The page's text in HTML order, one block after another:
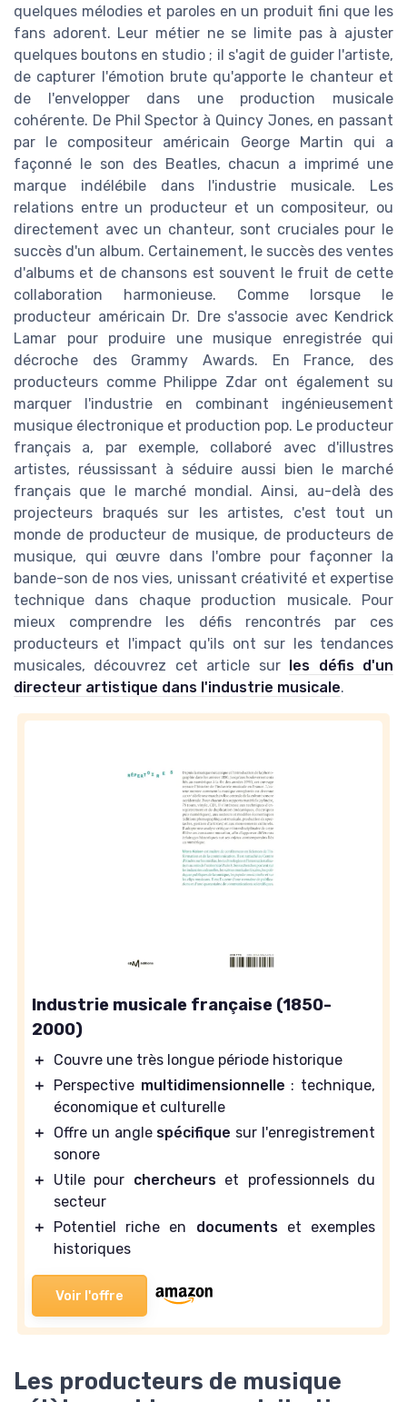
quelques mélodies et paroles en un produit fini que les
fans adorent. Leur métier ne se limite pas à ajuster
quelques boutons en studio ; il s'agit de guider l'artiste,
de capturer l'émotion brute qu'apporte le chanteur et
de l'envelopper dans une production musicale
cohérente. De Phil Spector à Quincy Jones, en passant
par le compositeur américain George Martin qui a
façonné le son des Beatles, chacun a imprimé une
marque indélébile dans l'industrie musicale. Les
relations entre un producteur et un compositeur, ou
directement avec un chanteur, sont cruciales pour le
succès d'un album. Certainement, le succès des ventes
d'albums et de chansons est souvent le fruit de cette
collaboration harmonieuse. Comme lorsque le
producteur américain Dr. Dre s'associe avec Kendrick
Lamar pour produire une musique enregistrée qui
décroche des Grammy Awards. En France, des
producteurs comme Philippe Zdar ont également su
marquer l'industrie en combinant ingénieusement
musique électronique et production pop. Le producteur
français a, par exemple, collaboré avec d'illustres
artistes, réussissant à séduire aussi bien le marché
français que le marché mondial. Ainsi, au-delà des
projecteurs braqués sur les artistes, c'est tout un
monde de producteur de musique, de producteurs de
musique, qui œuvre dans l'ombre pour façonner la
bande-son de nos vies, unissant créativité et expertise
technique dans chaque production musicale. Pour
mieux comprendre les défis rencontrés par ces
producteurs et l'impact qu'ils ont sur les tendances
musicales, découvrez cet article sur
les défis d'un
directeur artistique dans l'industrie musicale.
Industrie musicale française (1850-
2000)
＋
Couvre une très longue période historique
＋
Perspective multidimensionnelle : technique,
économique et culturelle
＋
Offre un angle spécifique sur l'enregistrement
sonore
＋
Utile pour chercheurset professionnels du
secteur
＋
Potentiel riche en documentset exemples
historiques
Voir l'offre
Les producteurs de musique